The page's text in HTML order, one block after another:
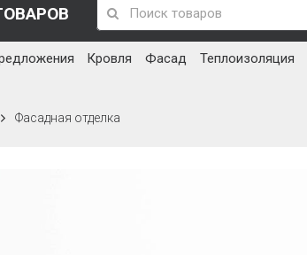
Кровля Фасад Теплоизоляция
Фасадная отделка